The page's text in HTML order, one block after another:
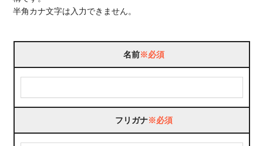
半角カナ文字は入力できません。
名前※必須
フリガナ※必須